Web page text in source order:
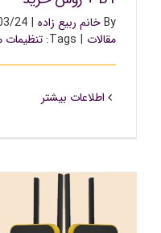
Byخانم ربیع زاده |
24
مقالات |
Tags: تنظیمات
اطلاعات بیشتر